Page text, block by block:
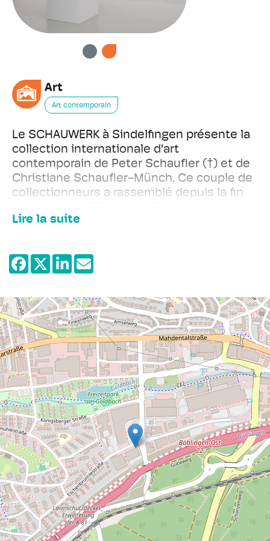
PRÉCÉDENT
SUIVANT
Art
Art contemporain
Le SCHAUWERK à Sindelfingen présente la
collection internationale d'art
contemporain de Peter Schaufler (†) et de
Christiane Schaufler-Münch. Ce couple de
collectionneurs a rassemblé depuis la fin
ainsi établit une des plus grandes
L'exposition présente des positions de
haut rang d'art allemand, mais aussi de l'art
d'Italie, de France, d'Asie et d'Amérique du
sud.
A côté de travaux du mouvement ZERO
faisant parties des premières acquisitions
du couple de collectionneur, l'accent est
mis sur le minimalisme, l'art conceptuel et
l'art concret. Des positions historiques
comme Dan Flavin, Donals Judd ou Hanne
Darboven en font autant partie que celles
d'artistes qui développent ces positions
encore de nos jours. La peinture et la
sculpture jouent également un grand rôle
tout comme l'art lumineux, des
installations spatiales ainsi que des
photographies contemporaines.
Lire la suite